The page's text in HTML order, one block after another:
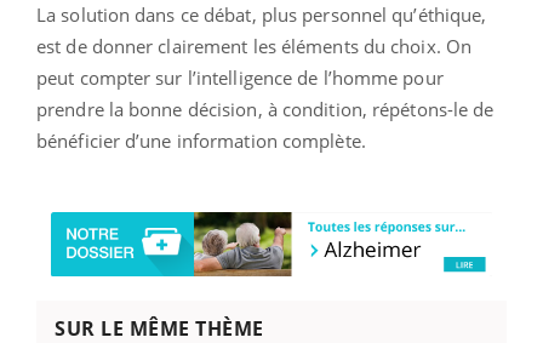
La solution dans ce débat, plus personnel qu’éthique,
est de donner clairement les éléments du choix. On
peut compter sur l’intelligence de l’homme pour
prendre la bonne décision, à condition, répétons-le de
bénéficier d’une information complète.
SUR LE MÊME THÈME